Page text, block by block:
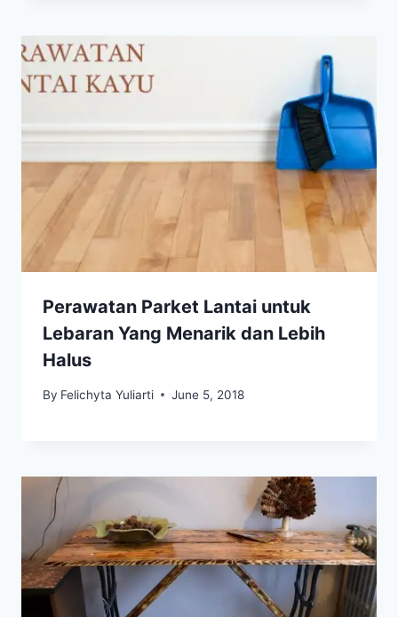
Perawatan Parket Lantai untuk
Lebaran Yang Menarik dan Lebih
Halus
By Felichyta Yuliarti June 5, 2018